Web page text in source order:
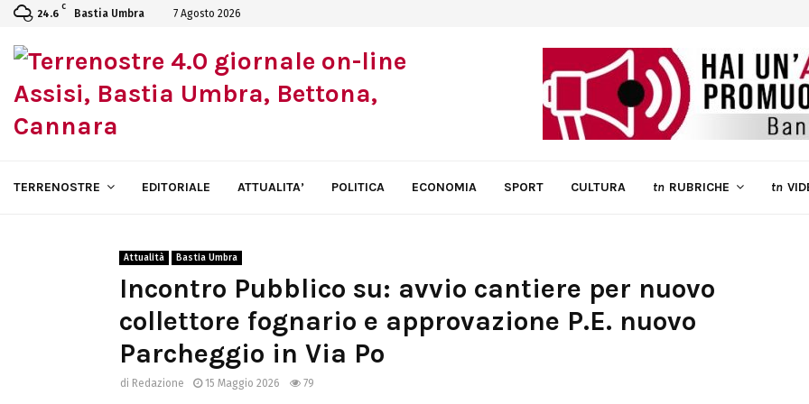
24.6
C
Bastia Umbra 7 Agosto 2026
TERRENOSTRE EDITORIALE ATTUALITA’ POLITICA ECONOMIA SPORT CULTURA tn RUBRICHE tn
Attualità Bastia Umbra
Incontro Pubblico su: avvio cantiere per nuovo
collettore fognario e approvazione P.E. nuovo
Parcheggio in Via Po
di Redazione 15 Maggio 2026 79